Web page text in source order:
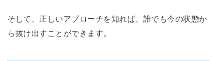
そして、正しいアプローチを知れば、誰でも今の状態か
ら抜け出すことができます。